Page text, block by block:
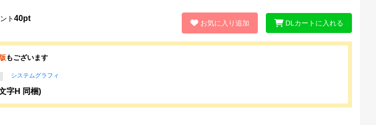
ト40pt
お気に入り追加 DLカートに入れる
版もございます
システムグラフィ
字H 同梱)